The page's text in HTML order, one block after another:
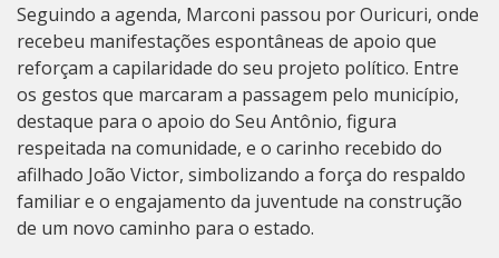
Seguindo a agenda, Marconi passou por Ouricuri, onde
recebeu manifestações espontâneas de apoio que
reforçam a capilaridade do seu projeto político. Entre
os gestos que marcaram a passagem pelo município,
destaque para o apoio do Seu Antônio, figura
respeitada na comunidade, e o carinho recebido do
afilhado João Victor, simbolizando a força do respaldo
familiar e o engajamento da juventude na construção
de um novo caminho para o estado.